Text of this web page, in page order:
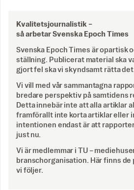
Kvalitetsjournalistik –
så arbetar Svenska Epoch Times
Svenska Epoch Times är opartisk
ställning. Publicerat material ska
gjort fel ska vi skyndsamt rätta
Vi vill med vår sammantagna
bredare perspektiv på samtidens
Detta innebär inte att alla artiklar
framförallt inte korta artiklar eller
intentionen endast är att
just nu.
Vi är medlemmar i TU –
branschorganisation. Här finns de
vi följer.